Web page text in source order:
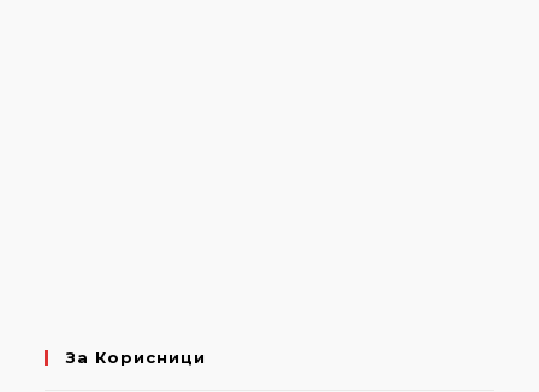
За Корисници